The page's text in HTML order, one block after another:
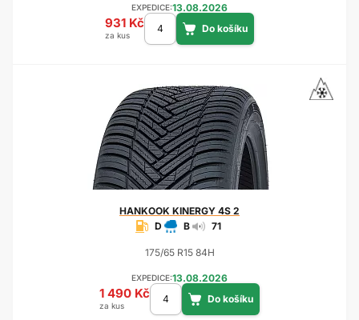
EXPEDICE:13.08.2026
931 Kč
za kus
HANKOOK KINERGY 4S 2
D
B 71
175/65 R15 84H
EXPEDICE:13.08.2026
1 490 Kč
za kus